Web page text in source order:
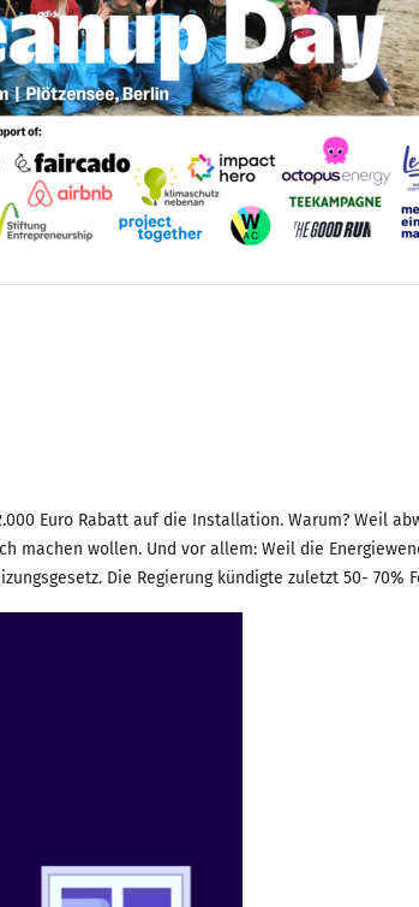
Euro Rabatt auf die Installation. Warum? Weil
machen wollen. Und vor allem: Weil die
Die Regierung kündigte zuletzt 50- 70%